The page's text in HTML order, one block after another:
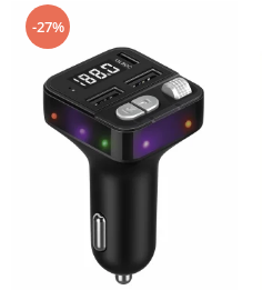
Inchidere Centralizata
Huse Auto
Huse Scaune Auto
Husa Volan
Tavite Portbagaj Dedicate
Covorase Auto/ Presuri Auto
Seturi Interior
Accesorii Siguranta Auto
Carcasa Cheie
-27%